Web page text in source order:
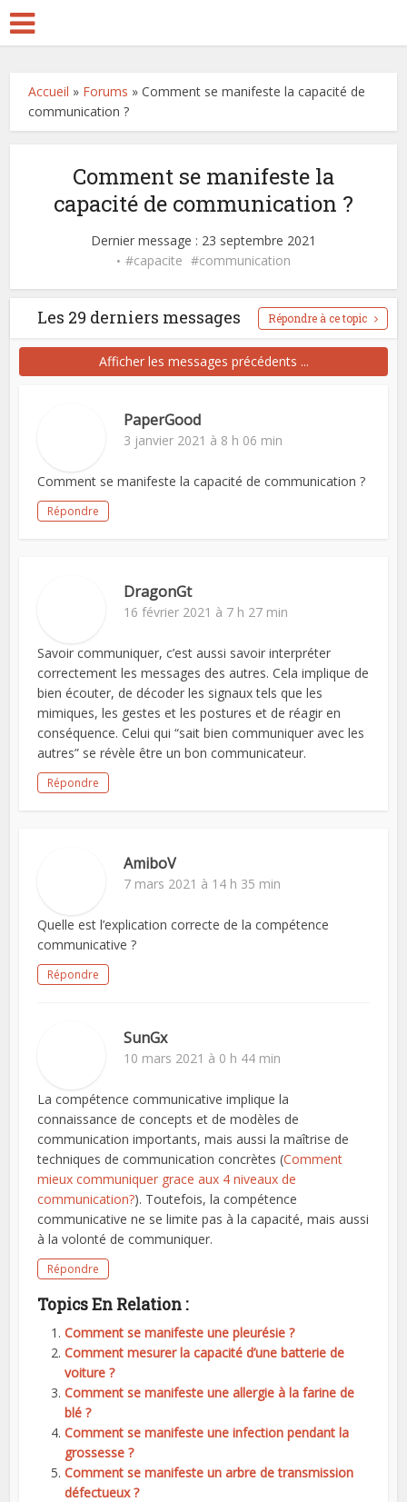
Accueil » Forums »Comment se manifeste la capacité de
communication ?
Comment se manifeste la
capacité de communication ?
Dernier message : 23 septembre 2021
capacite
communication
Les 29 derniers messages Répondre à ce topic
Afficher les messages précédents ...
PaperGood
3 janvier 2021 à 8 h 06 min
Comment se manifeste la capacité de communication ?
Répondre
DragonGt
16 février 2021 à 7 h 27 min
Savoir communiquer, c’est aussi savoir interpréter
correctement les messages des autres. Cela implique de
bien écouter, de décoder les signaux tels que les
mimiques, les gestes et les postures et de réagir en
conséquence. Celui qui “sait bien communiquer avec les
autres” se révèle être un bon communicateur.
Répondre
AmiboV
7 mars 2021 à 14 h 35 min
Quelle est l’explication correcte de la compétence
communicative ?
Répondre
SunGx
10 mars 2021 à 0 h 44 min
La compétence communicative implique la
connaissance de concepts et de modèles de
communication importants, mais aussi la maîtrise de
techniques de communication concrètes (Comment
mieux communiquer grace aux 4 niveaux de
communication?). Toutefois, la compétence
communicative ne se limite pas à la capacité, mais aussi
à la volonté de communiquer.
Répondre
Topics En Relation :
Comment se manifeste une pleurésie ?
Comment mesurer la capacité d’une batterie de
voiture ?
Comment se manifeste une allergie à la farine de
blé ?
Comment se manifeste une infection pendant la
grossesse ?
Comment se manifeste un arbre de transmission
défectueux ?